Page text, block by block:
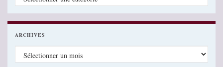
ARCHIVES
Archives